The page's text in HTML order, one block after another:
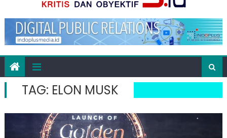
TAG: ELON MUSK